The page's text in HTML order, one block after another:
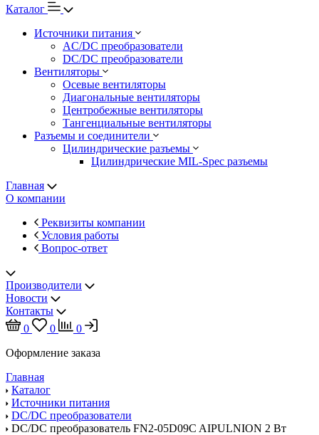
Каталог
Источники питания
AC/DC преобразователи
DC/DC преобразователи
Вентиляторы
Осевые вентиляторы
Диагональные вентиляторы
Центробежные вентиляторы
Тангенциальные вентиляторы
Разъемы и соединители
Цилиндрические разъемы
Цилиндрические MIL-Spec разъемы
Главная
О компании
Реквизиты компании
Условия работы
Вопрос-ответ
Производители
Новости
Контакты
0
0
0
Оформление заказа
Главная
Каталог
Источники питания
DC/DC преобразователи
DC/DC преобразователь FN2-05D09C AIPULNION 2 Вт